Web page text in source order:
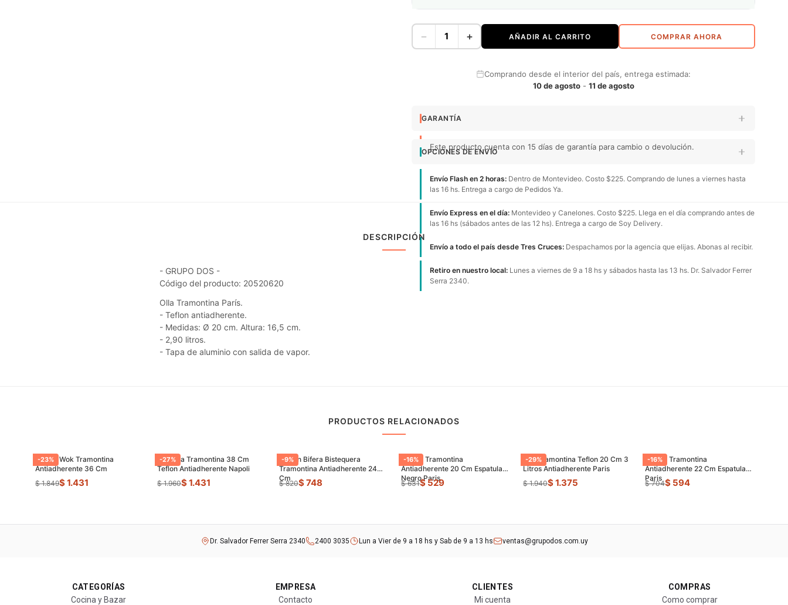
− + AÑADIR AL CARRITO COMPRAR AHORA
Comprando desde el interior del país, entrega estimada:
10 de agosto- 11 de agosto
GARANTÍA
Este producto cuenta con 15 días de garantía para cambio o devolución.
OPCIONES DE ENVÍO
Envío Flash en 2 horas: Dentro de Montevideo. Costo $225. Comprando de lunes a viernes hasta
las 16 hs. Entrega a cargo de Pedidos Ya.
Envío Express en el día: Montevideo y Canelones. Costo $225. Llega en el día comprando antes de
las 16 hs (sábados antes de las 12 hs). Entrega a cargo de Soy Delivery.
Envío a todo el país desde Tres Cruces: Despachamos por la agencia que elijas. Abonas al recibir.
Retiro en nuestro local: Lunes a viernes de 9 a 18 hs y sábados hasta las 13 hs. Dr. Salvador Ferrer
Serra 2340.
DESCRIPCIÓN
- GRUPO DOS -
Código del producto: 20520620
Olla Tramontina París.
- Teflon antiadherente.
- Medidas: Ø 20 cm. Altura: 16,5 cm.
- 2,90 litros.
- Tapa de aluminio con salida de vapor.
PRODUCTOS RELACIONADOS
-23%
Sarten Wok Tramontina
Antiadherente 36 Cm
$ 1.849$ 1.431
-27%
Paellera Tramontina 38 Cm
Teflon Antiadherente Napoli
$ 1.960$ 1.431
-9%
Sarten Bifera Bistequera
Tramontina Antiadherente 24
Cm
$ 820$ 748
-16%
Sarten Tramontina
Antiadherente 20 Cm Espatula
Negro Paris
$ 631$ 529
-29%
Olla Tramontina Teflon 20 Cm 3
Litros Antiadherente Paris
$ 1.940$ 1.375
-16%
Sarten Tramontina
Antiadherente 22 Cm Espatula
Paris
$ 704$ 594
Dr. Salvador Ferrer Serra 2340 2400 3035 Lun a Vier de 9 a 18 hs y Sab de 9 a 13 hs ventas@grupodos.com.uy
CATEGORÍAS
Cocina y Bazar
EMPRESA
Contacto
CLIENTES
Mi cuenta
COMPRAS
Como comprar